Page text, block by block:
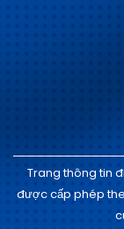
Trang thông tin
được cấp phép